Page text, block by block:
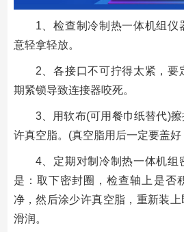
1、检查制冷制热一体机组仪
意轻拿轻放。
2、各接口不可拧得太紧，要
期紧锁导致连接器咬死。
3、用软布(可用餐巾纸替代)
许真空脂。(真空脂用后一定要盖
4、定期对制冷制热一体机组
是：取下密封圈，检查轴上是否
净，然后涂少许真空脂，重新装
滑润。